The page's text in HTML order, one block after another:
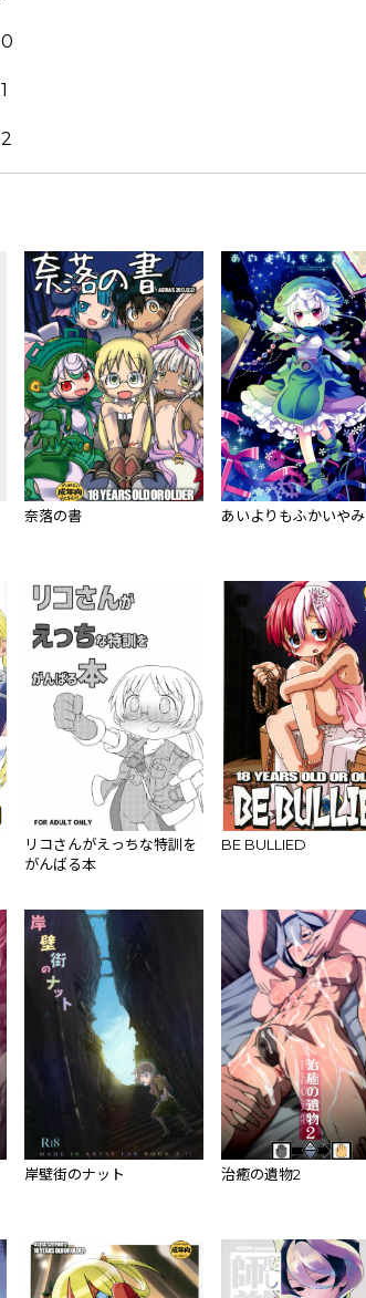
奈落の書 あいよりもふかいやみ
リコさんがえっちな特訓を
がんばる本
BE BULLIED
岸壁街のナット 治癒の遺物2